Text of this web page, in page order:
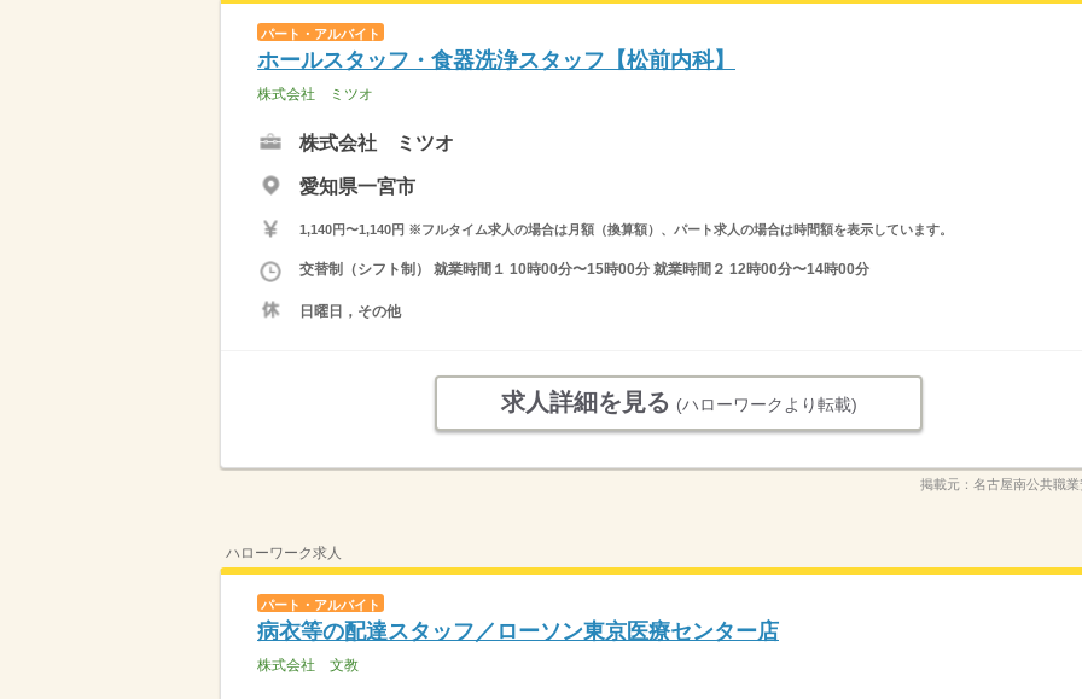
パート・アルバイト
ホールスタッフ・食器洗浄スタッフ【松前内科】
株式会社 ミツオ
株式会社 ミツオ
愛知県一宮市
1,140円〜1,140円 ※フルタイム求人の場合は月額（換算額）、パート求人の場合は時間額を表示しています。
交替制（シフト制） 就業時間１ 10時00分〜15時00分 就業時間２ 12時00分〜14時00分
日曜日，その他
求人詳細を見る (ハローワークより転載)
掲載元： 名古屋南公共職
ハローワーク求人
パート・アルバイト
病衣等の配達スタッフ／ローソン東京医療センター店
株式会社 文教